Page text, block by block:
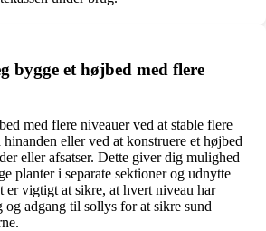
bygge et højbed med flere
med flere niveauer ved at stable flere
hinanden eller ved at konstruere et højbed
eller afsatser. Dette giver dig mulighed
planter i separate sektioner og udnytte
er vigtigt at sikre, at hvert niveau har
adgang til sollys for at sikre sund